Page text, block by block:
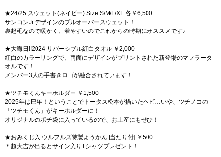
★24/25 スウェット(ネイビー) Size:S/M/L/XL 各￥6,500
サンコンJr.デザインのプルオーバースウェット！
裏起毛なので暖かく、着やすいのでこれからの時期にオススメです♪
★大晦日!!2024 リバーシブル紅白タオル ￥2,000
紅白のカラーリングで、両面にデザインがプリントされた新登場のマフラータ
オルです！
メンバー3人の手書きロゴが融合されています！
★ツチモくんキーホルダー ￥1,500
2025年は巳年！ということでトータス松本が描いたヘビ…いや、ツチノコの
「ツチモくん」がキーホルダーに！
オリジナルのポチ袋に入っているので、お土産にもぜひ！
★おみくじ入 ウルフルズ特製ようかん [当たり付] ￥500
＊超大吉が出るとサイン入りTシャツプレゼント！